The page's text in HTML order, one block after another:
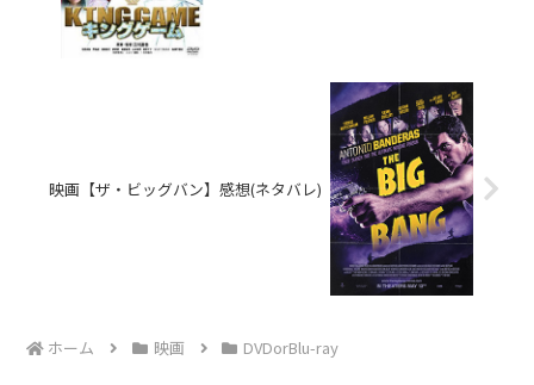
映画【ザ・ビッグバン】感想(ネタバレ)
ホーム 映画 DVDorBlu-ray